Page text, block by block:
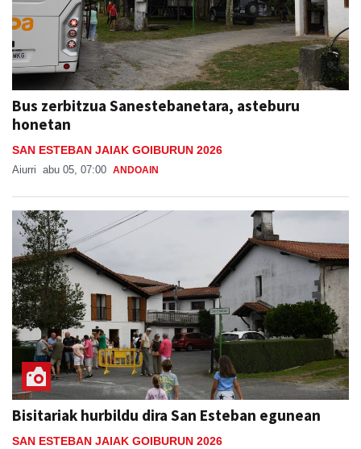
Bus zerbitzua Sanestebanetara, asteburu
honetan
SAN ESTEBAN JAIAK GOIBURUN 2026
Aiurri abu 05, 07:00 ANDOAIN
Bisitariak hurbildu dira San Esteban egunean
SAN ESTEBAN JAIAK GOIBURUN 2026